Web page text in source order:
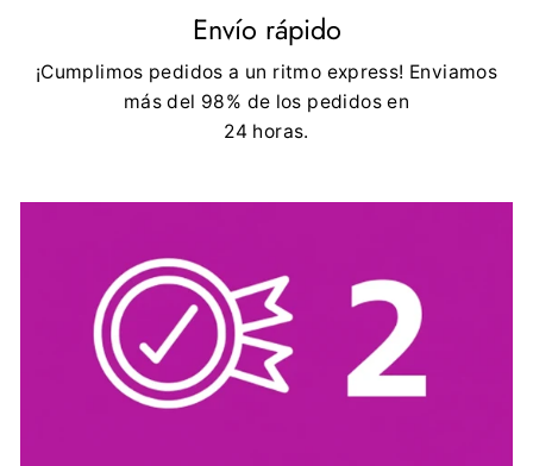
Envío rápido
¡Cumplimos pedidos a un ritmo express! Enviamos
más del 98% de los pedidos en
24 horas.